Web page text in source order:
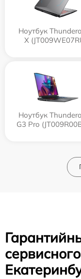
Ноутбук
X
Ноутбук
G3 Pro